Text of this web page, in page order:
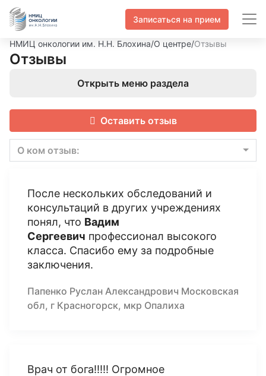
Записаться на прием
НМИЦ онкологии им. Н.Н. Блохина/О центре/Отзывы
Отзывы
Открыть меню раздела
Оставить отзыв
О ком отзыв:
После нескольких обследований и
консультаций в других учреждениях
понял, что Вадим
Сергеевич профессионал высокого
класса. Спасибо ему за подробные
заключения.
Папенко Руслан Александрович Московская
обл, г Красногорск, мкр Опалиха
Врач от бога!!!!! Огромное